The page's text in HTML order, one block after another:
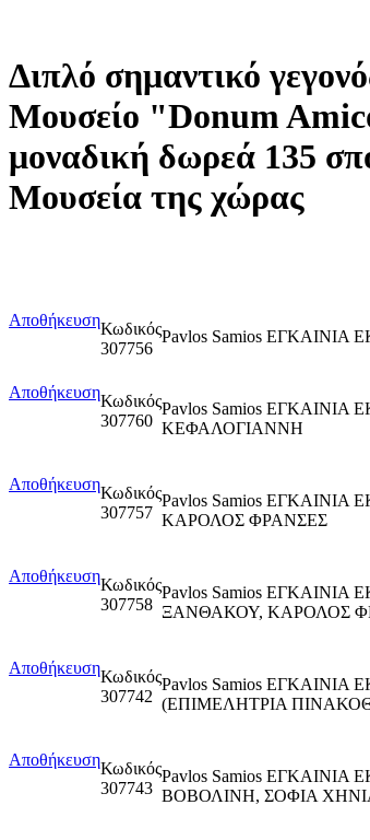
Διπλό σημαντικό
Μουσείο "Donum
μοναδική δωρεά 135
Μουσεία της χώρας
ΑποθήκευσηΚωδικός
307756
Pavlos Samios
ΑποθήκευσηΚωδικός
307760
Pavlos Samios
ΚΕΦΑΛΟΓΙΑΝΝΗ
ΑποθήκευσηΚωδικός
307757
Pavlos Samios
ΚΑΡΟΛΟΣ ΦΡΑΝΣΕΣ
ΑποθήκευσηΚωδικός
307758
Pavlos Samios
ΞΑΝΘΑΚΟΥ, ΚΑΡΟΛΟΣ
ΑποθήκευσηΚωδικός
307742
Pavlos Samios
(ΕΠΙΜΕΛΗΤΡΙΑ
ΑποθήκευσηΚωδικός
307743
Pavlos Samios
ΒΟΒΟΛΙΝΗ, ΣΟΦΙΑ